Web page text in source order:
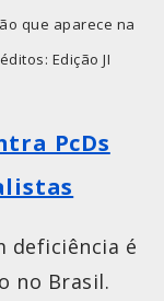
que aparece na
Edição JI
PcDs
deficiência é
no Brasil.